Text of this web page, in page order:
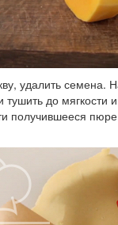
удалить семена.
тушить до мягкости
получившееся